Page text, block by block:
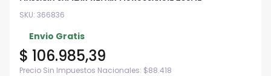
SKU: 366836
Envio Gratis
$ 106.985,39
Precio Sin Impuestos Nacionales: $88.418